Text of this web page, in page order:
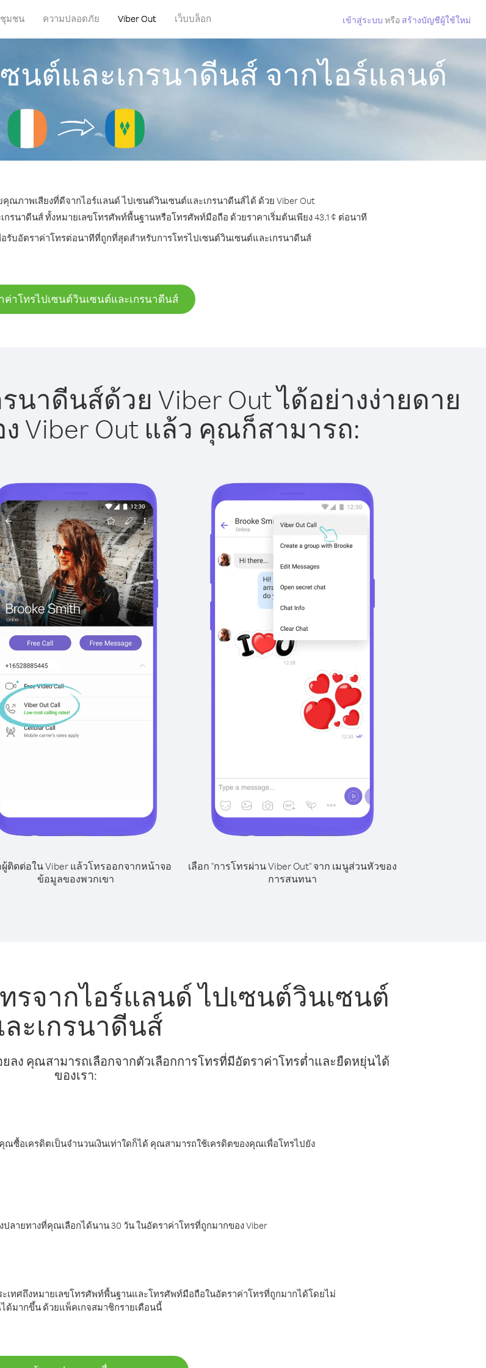
ชุมชน ความปลอดภัย Viber Out เว็บบล็อก เข้าสู่ระบบ หรือ สร้างบัญชีผู้ใช้ใหม่
นต์และเกรนาดีนส์ จากไอร์แลนด์
ภาพเสียงที่ดีจากไอร์แลนด์ ไปเซนต์วินเซนต์และเกรนาดีนส์ได้ ด้วย Viber Out
รนาดีนส์ ทั้งหมายเลขโทรศัพท์พื้นฐานหรือโทรศัพท์มือถือ ด้วยราคาเริ่มต้นเพียง 43.1 ¢ ต่อนาที
รับอัตราค่าโทรต่อนาทีที่ถูกที่สุดสำหรับการโทรไปเซนต์วินเซนต์และเกรนาดีนส์
ค่าโทรไปเซนต์วินเซนต์และเกรนาดีนส์
นาดีนส์ด้วย Viber Out ได้อย่างง่ายดาย
Viber Out แล้ว คุณก็สามารถ:
ผู้ติดต่อใน Viber แล้วโทรออกจากหน้าจอ
ข้อมูลของพวกเขา
เลือก "การโทรผ่าน Viber Out" จาก เมนูส่วนหัวของ
การสนทนา
รจากไอร์แลนด์ ไปเซนต์วินเซนต์
ะเกรนาดีนส์
ลง คุณสามารถเลือกจากตัวเลือกการโทรที่มีอัตราค่าโทรต่ำและยืดหยุ่นได้
ของเรา:
ณซื้อเครดิตเป็นจำนวนเงินเท่าใดก็ได้ คุณสามารถใช้เครดิตของคุณเพื่อโทรไปยัง
ลายทางที่คุณเลือกได้นาน 30 วัน ในอัตราค่าโทรที่ถูกมากของ Viber
เทศถึงหมายเลขโทรศัพท์พื้นฐานและโทรศัพท์มือถือในอัตราค่าโทรที่ถูกมากได้โดยไม่
มากขึ้น ด้วยแพ็คเกจสมาชิกรายเดือนนี้